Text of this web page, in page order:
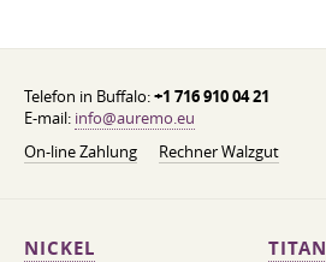
Telefon in Buffalo:+1 716 910 04 21
E-mail: info@auremo.eu
On-line Zahlung
Rechner Walzgut
NICKEL TITAN